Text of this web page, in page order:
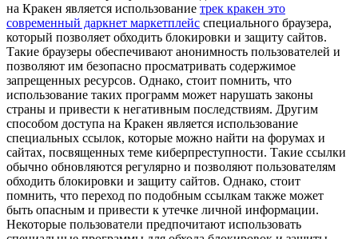
на Кракен является использование трек кракен это
современный даркнет маркетплейс специального браузера,
который позволяет обходить блокировки и защиту сайтов.
Такие браузеры обеспечивают анонимность пользователей и
позволяют им безопасно просматривать содержимое
запрещенных ресурсов. Однако, стоит помнить, что
использование таких программ может нарушать законы
страны и привести к негативным последствиям. Другим
способом доступа на Кракен является использование
специальных ссылок, которые можно найти на форумах и
сайтах, посвященных теме киберпреступности. Такие ссылки
обычно обновляются регулярно и позволяют пользователям
обходить блокировки и защиту сайтов. Однако, стоит
помнить, что переход по подобным ссылкам также может
быть опасным и привести к утечке личной информации.
Некоторые пользователи предпочитают использовать